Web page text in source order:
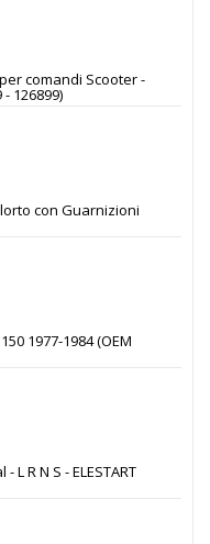
comandi Scooter -
126899)
con Guarnizioni
1977-1984 (OEM
R N S - ELESTART